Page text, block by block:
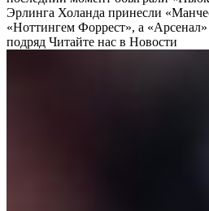
Эрлинга Холанда принесли
«Ноттингем Форрест», а
подряд Читайте нас в Новости